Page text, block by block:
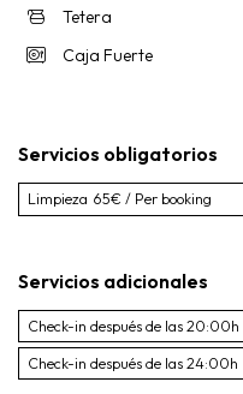
Tetera
Caja Fuerte
Servicios obligatorios
Limpieza 65€ / Per booking
Servicios adicionales
Check-in después de las 20:00h
Check-in después de las 24:00h